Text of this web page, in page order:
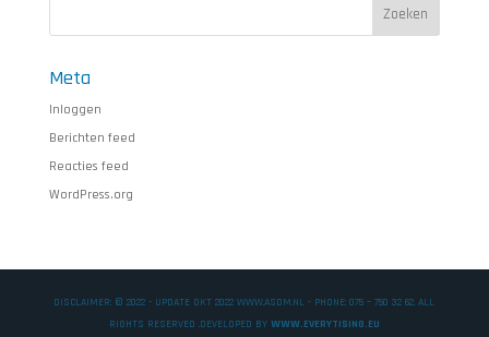
Meta
Inloggen
Berichten feed
Reacties feed
WordPress.org
DISCLAIMER: © 2022 - UPDATE OKT 2022 WWW.ASDM.NL - PHONE: 075 – 750 32 62. ALL
RIGHTS RESERVED .DEVELOPED BY WWW.EVERYTISING.EU